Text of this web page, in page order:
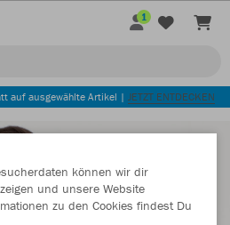
1
auf ausgewählte Artikel | JETZT ENTDECKEN
können wir dir
und unsere Website
zu den Cookies findest Du